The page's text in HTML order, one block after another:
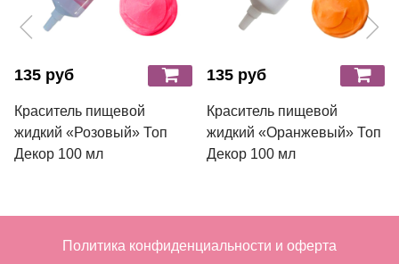
135 руб
Краситель пищевой
жидкий «Розовый» Топ
Декор 100 мл
135 руб
Краситель пищевой
жидкий «Оранжевый» Топ
Декор 100 мл
Политика конфиденциальности и оферта